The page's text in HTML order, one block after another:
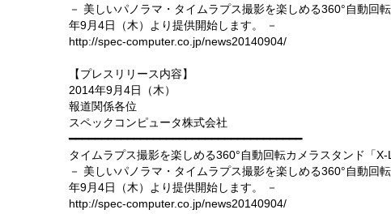
－ 美しいパノラマ・タイムラプス撮影を楽しめる360°自動回
年9月4日（木）より提供開始します。 －
http://spec-computer.co.jp/news20140904/
【プレスリリース内容】
2014年9月4日（木）
報道関係各位
スペックコンピュータ株式会社
━━━━━━━━━━━━━━━━━━━━━━━━━━━━━━━━━━━━
タイムラプス撮影を楽しめる360°自動回転カメラスタンド「
－ 美しいパノラマ・タイムラプス撮影を楽しめる360°自動回
年9月4日（木）より提供開始します。 －
http://spec-computer.co.jp/news20140904/